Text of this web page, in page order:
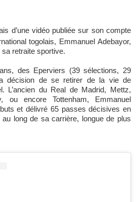
d’une vidéo publiée sur son compte
togolais, Emmanuel Adebayor,
retraite sportive.
des Eperviers (39 sélections, 29
décision de se retirer de la vie de
L’ancien du Real de Madrid, Mettz,
ou encore Tottenham, Emmanuel
et délivré 65 passes décisives en
long de sa carrière, longue de plus